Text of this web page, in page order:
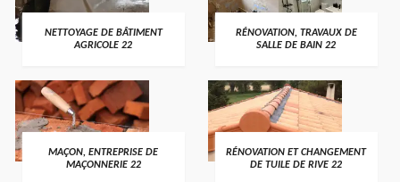
NETTOYAGE DE BÂTIMENT
AGRICOLE 22
RÉNOVATION, TRAVAUX DE
SALLE DE BAIN 22
MAÇON, ENTREPRISE DE
MAÇONNERIE 22
RÉNOVATION ET CHANGEMENT
DE TUILE DE RIVE 22